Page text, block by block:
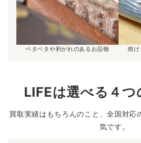
ベタベタや剥がれのあるお品物 焼け
LIFEは選べる４つ
買取実績はもちろんのこと、全国対応
気です。